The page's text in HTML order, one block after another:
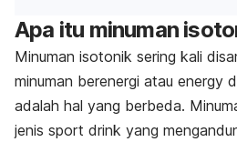
Apa itu minuman
Minuman isotonik sering kali
minuman berenergi atau energy
adalah hal yang berbeda.
jenis sport drink yang